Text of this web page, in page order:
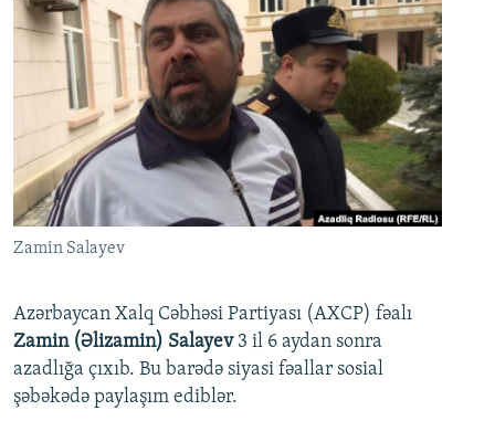
Zamin Salayev
Azərbaycan Xalq Cəbhəsi Partiyası (AXCP) fəalı
Zamin (Əlizamin) Salayev 3 il 6 aydan sonra
azadlığa çıxıb. Bu barədə siyasi fəallar sosial
şəbəkədə paylaşım ediblər.